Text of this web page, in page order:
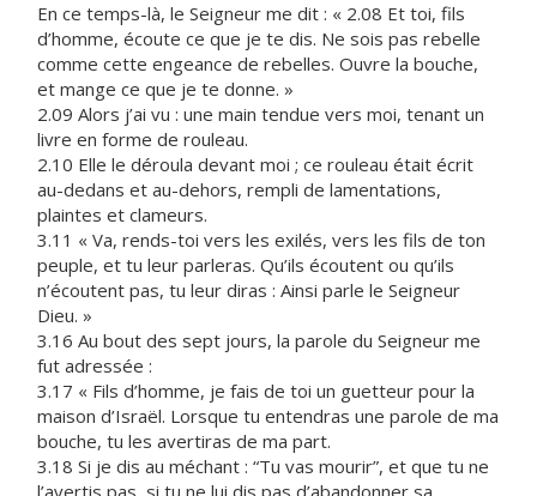
En ce temps-là, le Seigneur me dit : « 2.08 Et toi, fils
d’homme, écoute ce que je te dis. Ne sois pas rebelle
comme cette engeance de rebelles. Ouvre la bouche,
et mange ce que je te donne. »
2.09 Alors j’ai vu : une main tendue vers moi, tenant un
livre en forme de rouleau.
2.10 Elle le déroula devant moi ; ce rouleau était écrit
au-dedans et au-dehors, rempli de lamentations,
plaintes et clameurs.
3.11 « Va, rends-toi vers les exilés, vers les fils de ton
peuple, et tu leur parleras. Qu’ils écoutent ou qu’ils
n’écoutent pas, tu leur diras : Ainsi parle le Seigneur
Dieu. »
3.16 Au bout des sept jours, la parole du Seigneur me
fut adressée :
3.17 « Fils d’homme, je fais de toi un guetteur pour la
maison d’Israël. Lorsque tu entendras une parole de ma
bouche, tu les avertiras de ma part.
3.18 Si je dis au méchant : “Tu vas mourir”, et que tu ne
l’avertis pas, si tu ne lui dis pas d’abandonner sa